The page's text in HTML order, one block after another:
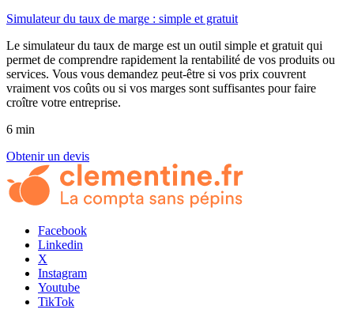
Simulateur du taux de marge : simple et gratuit
Le simulateur du taux de marge est un outil simple et gratuit qui
permet de comprendre rapidement la rentabilité de vos produits ou
services. Vous vous demandez peut-être si vos prix couvrent
vraiment vos coûts ou si vos marges sont suffisantes pour faire
croître votre entreprise.
6 min
Obtenir un devis
Facebook
Linkedin
X
Instagram
Youtube
TikTok